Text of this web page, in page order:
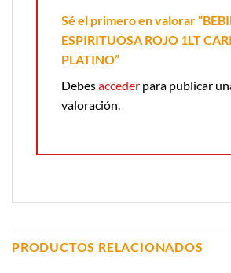
Sé el primero en valorar
ESPIRITUOSA ROJO 1LT
PLATINO”
Debesacceder para publicar
valoración.
PRODUCTOS RELACIONADOS